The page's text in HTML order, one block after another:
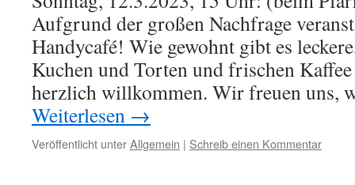
Aufgrund der großen Nachfrage
Handycafé! Wie gewohnt gibt es
Kuchen und Torten und frischen
herzlich willkommen. Wir freuen uns,
Weiterlesen →
Veröffentlicht unterAllgemein | Schreib einen Kommentar